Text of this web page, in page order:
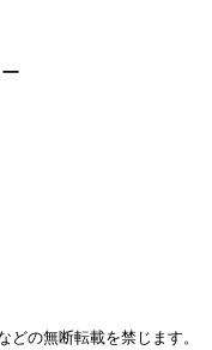
の無断転載を禁じます。